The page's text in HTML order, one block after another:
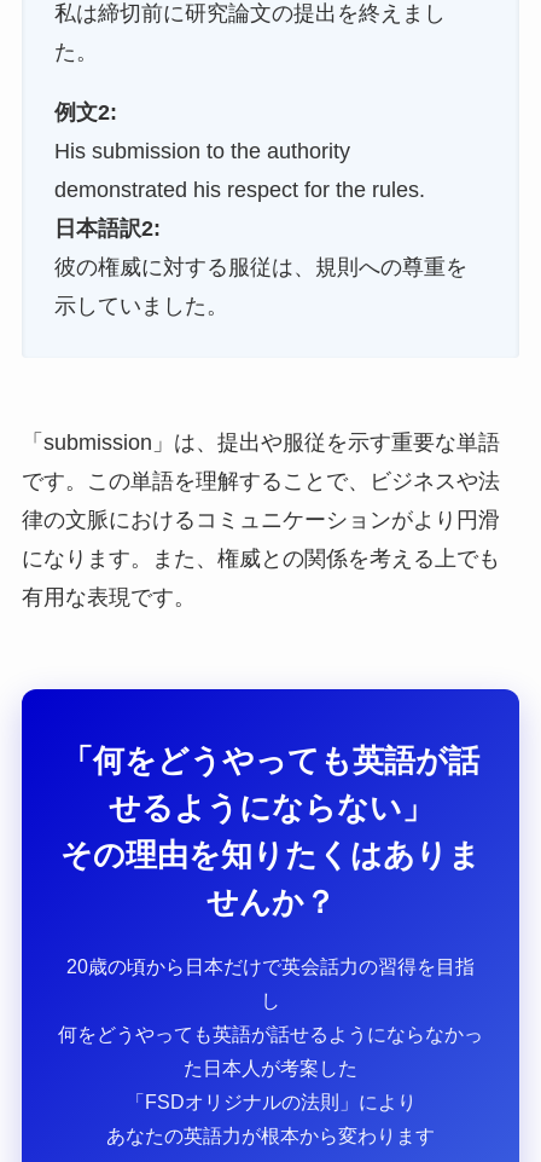
私は締切前に研究論文の提出を終えまし
た。
例文2:
His submission to the authority
demonstrated his respect for the rules.
日本語訳2:
彼の権威に対する服従は、規則への尊重を
示していました。
「submission」は、提出や服従を示す重要な単語
です。この単語を理解することで、ビジネスや法
律の文脈におけるコミュニケーションがより円滑
になります。また、権威との関係を考える上でも
有用な表現です。
「何をどうやっても英語が話
せるようにならない」
その理由を知りたくはありま
せんか？
20歳の頃から日本だけで英会話力の習得を目指
し
何をどうやっても英語が話せるようにならなかっ
た日本人が考案した
「FSDオリジナルの法則」により
あなたの英語力が根本から変わります